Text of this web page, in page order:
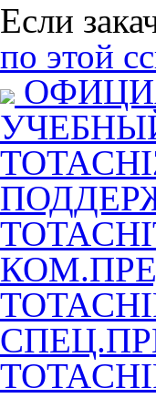
Если
по этой